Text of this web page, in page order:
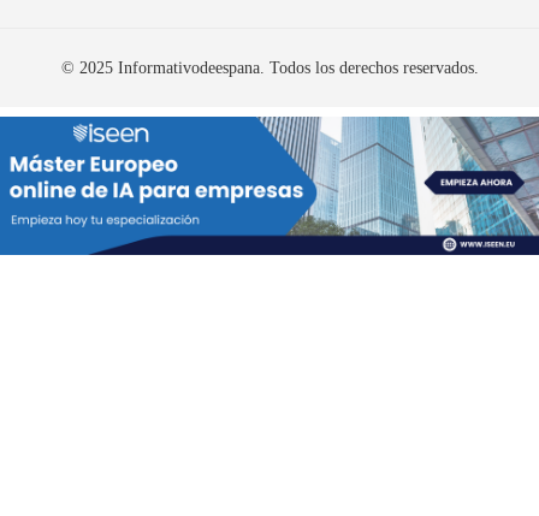
© 2025 Informativodeespana. Todos los derechos reservados.